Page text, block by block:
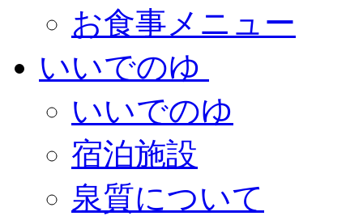
お食事メニュー
いいでのゆ
いいでのゆ
宿泊施設
泉質について